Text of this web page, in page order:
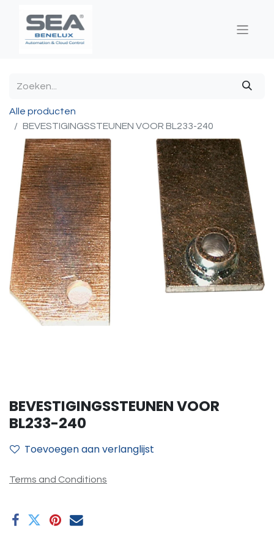
Alle producten
BEVESTIGINGSSTEUNEN VOOR BL233-240
BEVESTIGINGSSTEUNEN VOOR
BL233-240
Toevoegen aan verlanglijst
Terms and Conditions